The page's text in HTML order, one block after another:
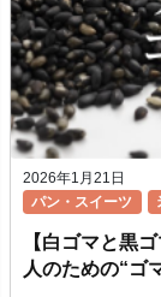
2026年1月21日
パン・スイーツ
【白ゴマと黒
人のための“ゴ